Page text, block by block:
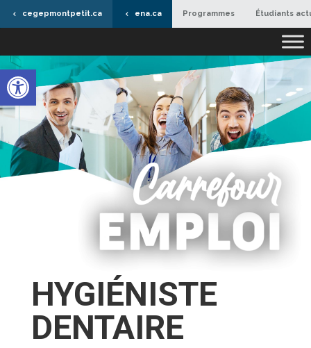
Ouvrir la barre d’outils
cegepmontpetit.ca ena.ca Programmes Étudiants
HYGIÉNISTE
DENTAIRE